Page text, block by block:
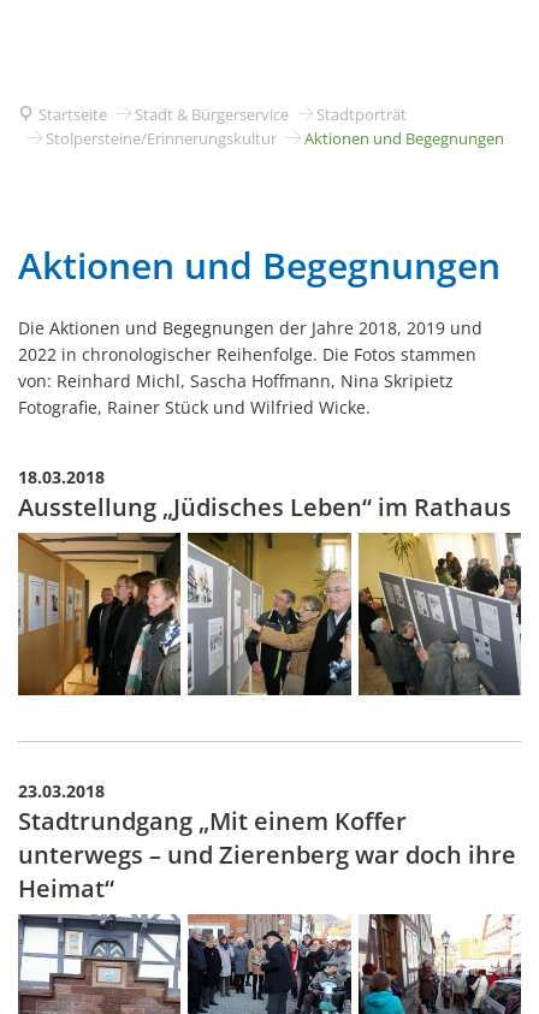
Startseite Stadt & Bürgerservice
Stadtporträt
Stolpersteine/Erinnerungskultur
Aktionen und Begegnungen
Aktionen
und
Begegnungen
Aktionen und Begegnungen
Die Aktionen und Begegnungen der Jahre 2018, 2019 und
2022 in chronologischer Reihenfolge. Die Fotos stammen
von: Reinhard Michl, Sascha Hoffmann, Nina Skripietz
Fotografie, Rainer Stück und Wilfried Wicke.
18.03.2018
Ausstellung „Jüdisches Leben“ im Rathaus
23.03.2018
Stadtrundgang „Mit einem Koffer
unterwegs – und Zierenberg war doch ihre
Heimat“